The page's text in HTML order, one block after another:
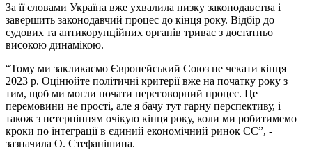
За її словами Україна вже ухвалила низку законодавства і
завершить законодавчий процес до кінця року. Відбір до
судових та антикорупційних органів триває з достатньо
високою динамікою.
“Тому ми закликаємо Європейський Союз не чекати кінця
2023 р. Оцінюйте політичні критерії вже на початку року з
тим, щоб ми могли почати переговорний процес. Це
перемовини не прості, але я бачу тут гарну перспективу, і
також з нетерпінням очікую кінця року, коли ми робитимемо
кроки по інтеграції в єдиний економічний ринок ЄС”, -
зазначила О. Стефанішина.